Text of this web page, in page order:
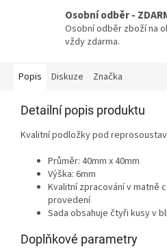
Osobní odběr -
Osobní odběr zboží na
vždy zdarma.
Popis Diskuze Značka
Detailní popis produktu
Kvalitní podložky pod
Průměr: 40mm x 40mm
Výška: 6mm
Kvalitní zpracování v matně
provedení
Sada obsahuje čtyři kusy v
Doplňkové parametry